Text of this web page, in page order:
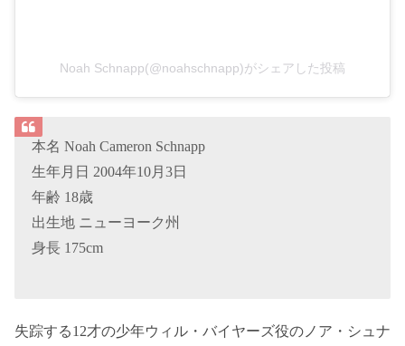
Noah Schnapp(@noahschnapp)がシェアした投稿
本名 Noah Cameron Schnapp
生年月日 2004年10月3日
年齢 18歳
出生地 ニューヨーク州
身長 175cm
失踪する12才の少年ウィル・バイヤーズ役のノア・シュナ